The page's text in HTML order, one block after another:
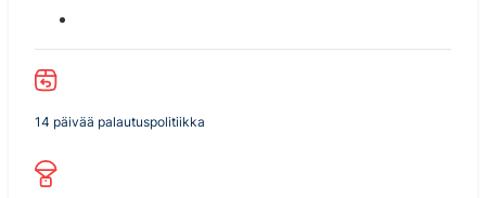
14 päivää palautuspolitiikka